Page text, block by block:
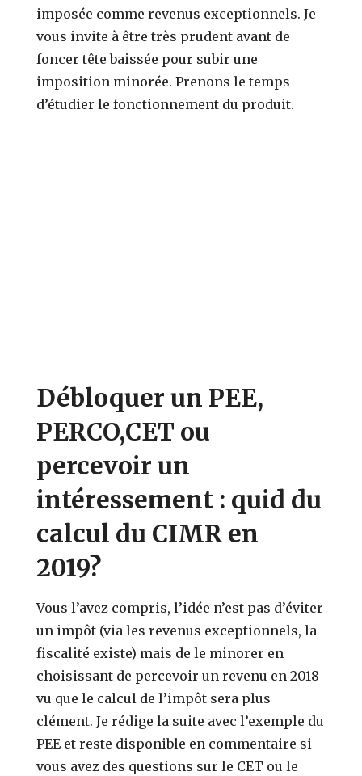
imposée comme revenus exceptionnels. Je
vous invite à être très prudent avant de
foncer tête baissée pour subir une
imposition minorée. Prenons le temps
d’étudier le fonctionnement du produit.
Débloquer un PEE,
PERCO,CET ou
percevoir un
intéressement : quid du
calcul du CIMR en
2019?
Vous l’avez compris, l’idée n’est pas d’éviter
un impôt (via les revenus exceptionnels, la
fiscalité existe) mais de le minorer en
choisissant de percevoir un revenu en 2018
vu que le calcul de l’impôt sera plus
clément. Je rédige la suite avec l’exemple du
PEE et reste disponible en commentaire si
vous avez des questions sur le CET ou le